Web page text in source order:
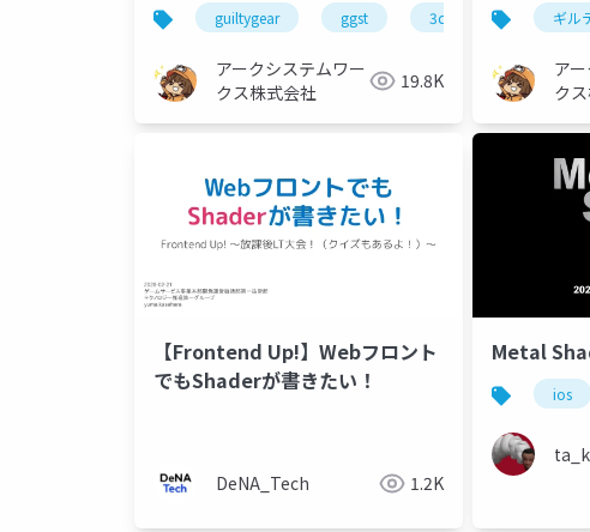
guiltygear ggst 3dmodel
アークシステムワー
クス株式会社
19.8K
ギル
ア
ク
【Frontend Up!】Webフロント
でもShaderが書きたい！
DeNA_Tech 1.2K
Metal
ios